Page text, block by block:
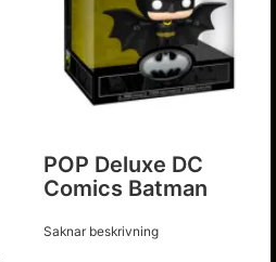
POP Deluxe DC
Comics Batman
Saknar beskrivning